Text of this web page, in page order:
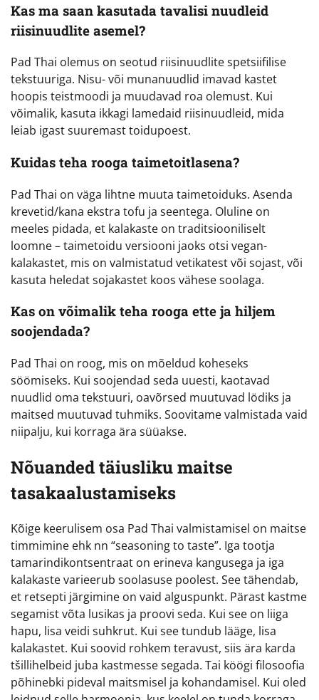
Kas ma saan kasutada tavalisi nuudleid
riisinuudlite asemel?
Pad Thai olemus on seotud riisinuudlite spetsiifilise
tekstuuriga. Nisu- või munanuudlid imavad kastet
hoopis teistmoodi ja muudavad roa olemust. Kui
võimalik, kasuta ikkagi lamedaid riisinuudleid, mida
leiab igast suuremast toidupoest.
Kuidas teha rooga taimetoitlasena?
Pad Thai on väga lihtne muuta taimetoiduks. Asenda
krevetid/kana ekstra tofu ja seentega. Oluline on
meeles pidada, et kalakaste on traditsiooniliselt
loomne – taimetoidu versiooni jaoks otsi vegan-
kalakastet, mis on valmistatud vetikatest või sojast, või
kasuta heledat sojakastet koos vähese soolaga.
Kas on võimalik teha rooga ette ja hiljem
soojendada?
Pad Thai on roog, mis on mõeldud koheseks
söömiseks. Kui soojendad seda uuesti, kaotavad
nuudlid oma tekstuuri, oavõrsed muutuvad lödiks ja
maitsed muutuvad tuhmiks. Soovitame valmistada vaid
niipalju, kui korraga ära süüakse.
Nõuanded täiusliku maitse
tasakaalustamiseks
Kõige keerulisem osa Pad Thai valmistamisel on maitse
timmimine ehk nn “seasoning to taste”. Iga tootja
tamarindikontsentraat on erineva kangusega ja iga
kalakaste varieerub soolasuse poolest. See tähendab,
et retsepti järgimine on vaid alguspunkt. Pärast kastme
segamist võta lusikas ja proovi seda. Kui see on liiga
hapu, lisa veidi suhkrut. Kui see tundub lääge, lisa
kalakastet. Kui soovid rohkem teravust, siis ära karda
tšillihelbeid juba kastmesse segada. Tai köögi filosoofia
põhinebki pideval maitsmisel ja kohandamisel. Kui oled